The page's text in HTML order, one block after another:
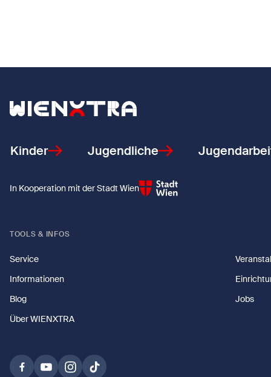
Zurück zur Startseite
Kinder Jugendliche
In Kooperation mit der Stadt Wien
TOOLS & INFOS
Service
Informationen
Blog
Jobs
Über WIENXTRA